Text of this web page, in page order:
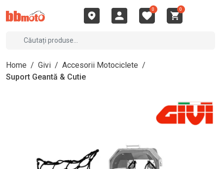
0 0
Home / Givi / Accesorii Motociclete /
Suport Geantă & Cutie